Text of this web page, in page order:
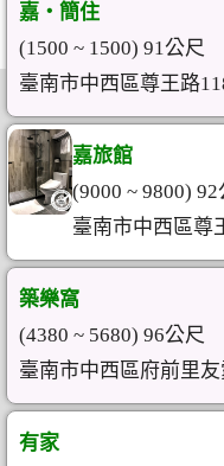
嘉‧簡住
(1500 ~ 1500) 91公尺
臺南市中西區尊王路
嘉旅館
(9000 ~ 9800) 92
臺南市中西區尊
築樂窩
(4380 ~ 5680) 96公尺
臺南市中西區府前里
有家